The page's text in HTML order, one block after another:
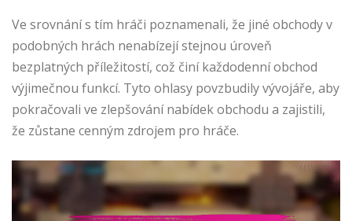
Ve srovnání s tím hráči poznamenali, že jiné obchody v
podobných hrách nenabízejí stejnou úroveň
bezplatných příležitostí, což činí každodenní obchod
výjimečnou funkcí. Tyto ohlasy povzbudily vývojáře, aby
pokračovali ve zlepšování nabídek obchodu a zajistili,
že zůstane cenným zdrojem pro hráče.